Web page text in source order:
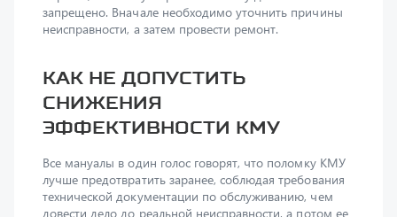
Как не допустить
эффективности КМУ
Все мануалы в один голос говорят, что поломку КМУ
технической документации по обслуживанию, чем
довести дело до реальной неисправности, а потом ее
героически преодолевать.